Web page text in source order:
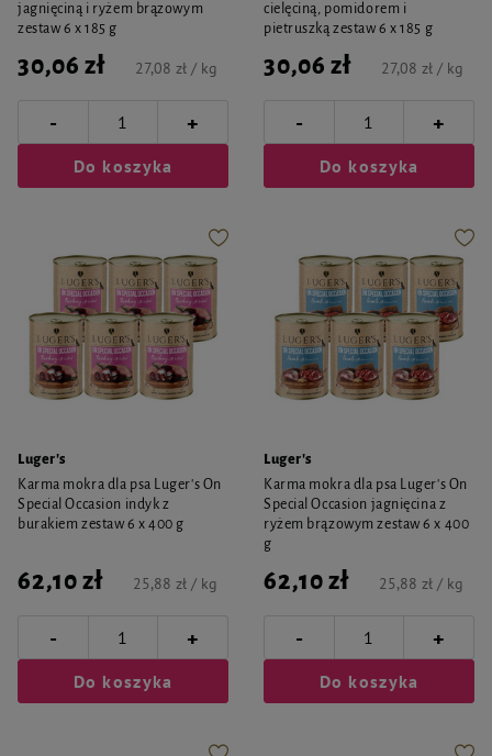
jagnięciną i ryżem brązowym
zestaw 6 x 185 g
30,06 zł 27,08 zł / kg
- +
Do koszyka
cielęciną, pomidorem i
pietruszką zestaw 6 x 185 g
30,06 zł 27,08 zł / kg
- +
Do koszyka
Luger's
Karma mokra dla psa Luger's On
Special Occasion indyk z
burakiem zestaw 6 x 400 g
62,10 zł 25,88 zł / kg
- +
Do koszyka
Luger's
Karma mokra dla psa Luger's On
Special Occasion jagnięcina z
ryżem brązowym zestaw 6 x 400
g
62,10 zł 25,88 zł / kg
- +
Do koszyka